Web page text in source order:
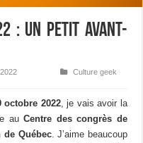
: un petit avant-
Culture geek
octobre 2022, je vais avoir la
auCentre des congrès de
de Québec. J’aime beaucoup